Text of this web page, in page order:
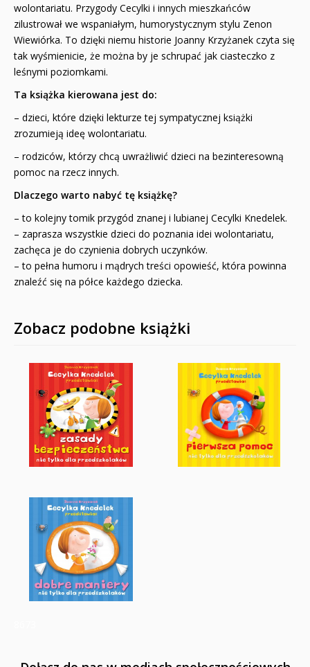
wolontariatu. Przygody Cecylki i innych mieszkańców
zilustrował we wspaniałym, humorystycznym stylu Zenon
Wiewiórka. To dzięki niemu historie Joanny Krzyżanek czyta się
tak wyśmienicie, że można by je schrupać jak ciasteczko z
leśnymi poziomkami.
Ta książka kierowana jest do:
– dzieci, które dzięki lekturze tej sympatycznej książki
zrozumieją ideę wolontariatu.
– rodziców, którzy chcą uwrażliwić dzieci na bezinteresowną
pomoc na rzecz innych.
Dlaczego warto nabyć tę książkę?
– to kolejny tomik przygód znanej i lubianej Cecylki Knedelek.
– zaprasza wszystkie dzieci do poznania idei wolontariatu,
zachęca je do czynienia dobrych uczynków.
– to pełna humoru i mądrych treści opowieść, która powinna
znaleźć się na półce każdego dziecka.
Zobacz podobne książki